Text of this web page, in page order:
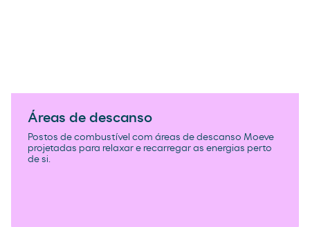
Áreas de descanso
Postos de combustível com áreas de descanso Moeve
projetadas para relaxar e recarregar as energias perto
de si.